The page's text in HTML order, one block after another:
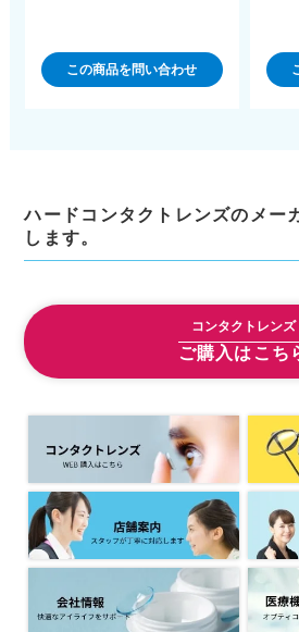
この商品を問い合わせ
ハードコンタクトレンズのメー
します。
コンタクトレンズ
ご購入はこち